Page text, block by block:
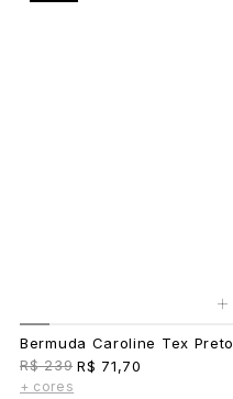
+
Bermuda Caroline Tex Preto
R$ 239 R$ 71,70
+ cores